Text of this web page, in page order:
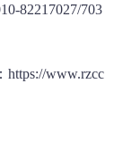
82217027/703
www.rzcc